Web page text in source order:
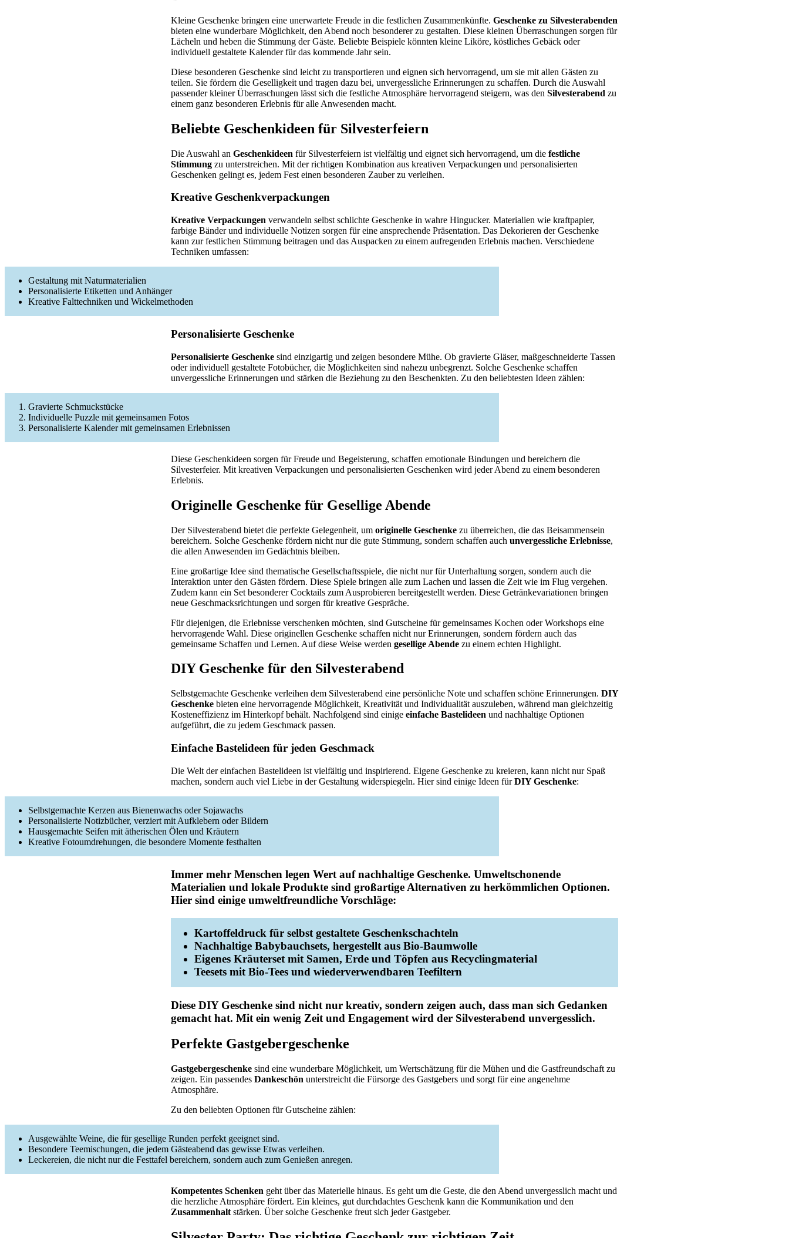
Kleine Geschenke bringen eine unerwartete Freude in die festlichen Zusammenkünfte. Geschenke zu Silvesterabenden
bieten eine wunderbare Möglichkeit, den Abend noch besonderer zu gestalten. Diese kleinen Überraschungen sorgen für
Lächeln und heben die Stimmung der Gäste. Beliebte Beispiele könnten kleine Liköre, köstliches Gebäck oder
individuell gestaltete Kalender für das kommende Jahr sein.
Diese besonderen Geschenke sind leicht zu transportieren und eignen sich hervorragend, um sie mit allen Gästen zu
teilen. Sie fördern die Geselligkeit und tragen dazu bei, unvergessliche Erinnerungen zu schaffen. Durch die Auswahl
passender kleiner Überraschungen lässt sich die festliche Atmosphäre hervorragend steigern, was den Silvesterabend zu
einem ganz besonderen Erlebnis für alle Anwesenden macht.
Beliebte Geschenkideen für Silvesterfeiern
Die Auswahl an Geschenkideen für Silvesterfeiern ist vielfältig und eignet sich hervorragend, um die festliche
Stimmung zu unterstreichen. Mit der richtigen Kombination aus kreativen Verpackungen und personalisierten
Geschenken gelingt es, jedem Fest einen besonderen Zauber zu verleihen.
Kreative Geschenkverpackungen
Kreative Verpackungen verwandeln selbst schlichte Geschenke in wahre Hingucker. Materialien wie kraftpapier,
farbige Bänder und individuelle Notizen sorgen für eine ansprechende Präsentation. Das Dekorieren der Geschenke
kann zur festlichen Stimmung beitragen und das Auspacken zu einem aufregenden Erlebnis machen. Verschiedene
Techniken umfassen:
Gestaltung mit Naturmaterialien
Personalisierte Etiketten und Anhänger
Kreative Falttechniken und Wickelmethoden
Personalisierte Geschenke
Personalisierte Geschenke sind einzigartig und zeigen besondere Mühe. Ob gravierte Gläser, maßgeschneiderte Tassen
oder individuell gestaltete Fotobücher, die Möglichkeiten sind nahezu unbegrenzt. Solche Geschenke schaffen
unvergessliche Erinnerungen und stärken die Beziehung zu den Beschenkten. Zu den beliebtesten Ideen zählen:
Gravierte Schmuckstücke
Individuelle Puzzle mit gemeinsamen Fotos
Personalisierte Kalender mit gemeinsamen Erlebnissen
Diese Geschenkideen sorgen für Freude und Begeisterung, schaffen emotionale Bindungen und bereichern die
Silvesterfeier. Mit kreativen Verpackungen und personalisierten Geschenken wird jeder Abend zu einem besonderen
Erlebnis.
Originelle Geschenke für Gesellige Abende
Der Silvesterabend bietet die perfekte Gelegenheit, um originelle Geschenke zu überreichen, die das Beisammensein
bereichern. Solche Geschenke fördern nicht nur die gute Stimmung, sondern schaffen auch unvergessliche Erlebnisse,
die allen Anwesenden im Gedächtnis bleiben.
Eine großartige Idee sind thematische Gesellschaftsspiele, die nicht nur für Unterhaltung sorgen, sondern auch die
Interaktion unter den Gästen fördern. Diese Spiele bringen alle zum Lachen und lassen die Zeit wie im Flug vergehen.
Zudem kann ein Set besonderer Cocktails zum Ausprobieren bereitgestellt werden. Diese Getränkevariationen bringen
neue Geschmacksrichtungen und sorgen für kreative Gespräche.
Für diejenigen, die Erlebnisse verschenken möchten, sind Gutscheine für gemeinsames Kochen oder Workshops eine
hervorragende Wahl. Diese originellen Geschenke schaffen nicht nur Erinnerungen, sondern fördern auch das
gemeinsame Schaffen und Lernen. Auf diese Weise werden gesellige Abende zu einem echten Highlight.
DIY Geschenke für den Silvesterabend
Selbstgemachte Geschenke verleihen dem Silvesterabend eine persönliche Note und schaffen schöne Erinnerungen. DIY
Geschenke bieten eine hervorragende Möglichkeit, Kreativität und Individualität auszuleben, während man gleichzeitig
Kosteneffizienz im Hinterkopf behält. Nachfolgend sind einige einfache Bastelideen und nachhaltige Optionen
aufgeführt, die zu jedem Geschmack passen.
Einfache Bastelideen für jeden Geschmack
Die Welt der einfachen Bastelideen ist vielfältig und inspirierend. Eigene Geschenke zu kreieren, kann nicht nur Spaß
machen, sondern auch viel Liebe in der Gestaltung widerspiegeln. Hier sind einige Ideen fürDIY Geschenke:
Selbstgemachte Kerzen aus Bienenwachs oder Sojawachs
Personalisierte Notizbücher, verziert mit Aufklebern oder Bildern
Hausgemachte Seifen mit ätherischen Ölen und Kräutern
Kreative Fotoumdrehungen, die besondere Momente festhalten
Immer mehr Menschen legen Wert aufnachhaltige Geschenke. Umweltschonende
Materialien und lokale Produkte sind großartige Alternativen zu herkömmlichen Optionen.
Hier sind einige umweltfreundliche Vorschläge:
Kartoffeldruck für selbst gestaltete Geschenkschachteln
Nachhaltige Babybauchsets, hergestellt aus Bio-Baumwolle
Eigenes Kräuterset mit Samen, Erde und Töpfen aus Recyclingmaterial
Teesets mit Bio-Tees und wiederverwendbaren Teefiltern
Diese DIY Geschenke sind nicht nur kreativ, sondern zeigen auch, dass man sich Gedanken
gemacht hat. Mit ein wenig Zeit und Engagement wird der Silvesterabend unvergesslich.
Perfekte Gastgebergeschenke
Gastgebergeschenke sind eine wunderbare Möglichkeit, um Wertschätzung für die Mühen und die Gastfreundschaft zu
zeigen. Ein passendes Dankeschön unterstreicht die Fürsorge des Gastgebers und sorgt für eine angenehme
Atmosphäre.
Zu den beliebten Optionen für Gutscheine zählen:
Ausgewählte Weine, die für gesellige Runden perfekt geeignet sind.
Besondere Teemischungen, die jedem Gästeabend das gewisse Etwas verleihen.
Leckereien, die nicht nur die Festtafel bereichern, sondern auch zum Genießen anregen.
Kompetentes Schenken geht über das Materielle hinaus. Es geht um die Geste, die den Abend unvergesslich macht und
die herzliche Atmosphäre fördert. Ein kleines, gut durchdachtes Geschenk kann die Kommunikation und den
Zusammenhalt stärken. Über solche Geschenke freut sich jeder Gastgeber.